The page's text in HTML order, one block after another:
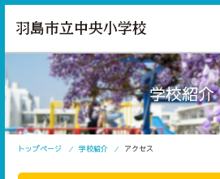
学校紹介
トップページ 学校紹介 アクセス